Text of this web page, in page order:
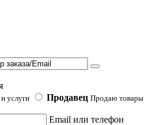
услуги Продавец Продаю товары
Email или телефон